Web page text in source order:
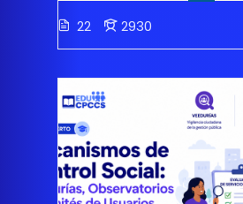
22 2930